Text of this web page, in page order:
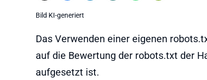
Bild KI-generiert
Das Verwenden einer eigenen
auf die Bewertung der robots.txt der
aufgesetzt ist.